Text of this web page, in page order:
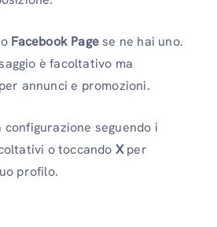
Facebook Pagese ne hai uno.
è facoltativo ma
annunci e promozioni.
configurazione seguendo i
o toccando Xper
profilo.